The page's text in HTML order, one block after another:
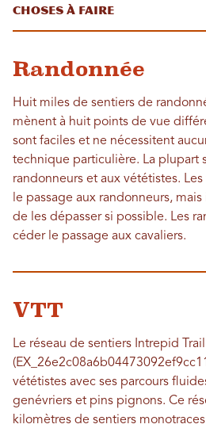
Choses à faire
Randonnée
Huit miles de sentiers de
mènent à huit points de vue
sont faciles et ne nécessitent
technique particulière. La plupart
randonneurs et aux vététistes.
le passage aux randonneurs,
de les dépasser si possible. Les
céder le passage aux cavaliers.
VTT
Le réseau de sentiers Intrepid
vététistes avec ses parcours
genévriers et pins pignons. Ce
kilomètres de sentiers